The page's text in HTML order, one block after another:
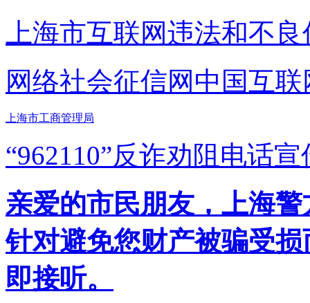
上海市互联网违法和不
网络社会征信网 中国互
上海市工商管理局
“962110”反诈劝阻电话宣
亲爱的市民朋友，上海
针对避免您财产被骗受
即接听。